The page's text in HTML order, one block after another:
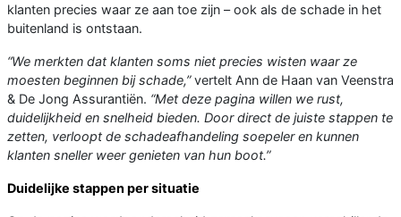
klanten precies waar ze aan toe zijn – ook als de schade in het
buitenland is ontstaan.
“We merkten dat klanten soms niet precies wisten waar ze
moesten beginnen bij schade,”vertelt Ann de Haan van Veenstra
& De Jong Assurantiën. “Met deze pagina willen we rust,
duidelijkheid en snelheid bieden. Door direct de juiste stappen te
zetten, verloopt de schadeafhandeling soepeler en kunnen
klanten sneller weer genieten van hun boot.”
Duidelijke stappen per situatie